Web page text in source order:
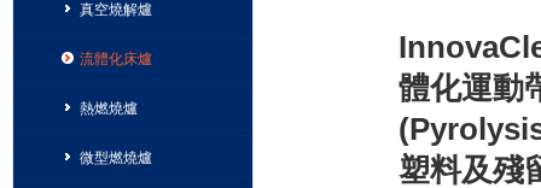
真空燒解爐
流體化床爐
熱燃燒爐
微型燃燒爐
體化運動
塑料及殘